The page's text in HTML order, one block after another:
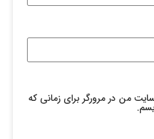
من در مرورگر برای زمانی که